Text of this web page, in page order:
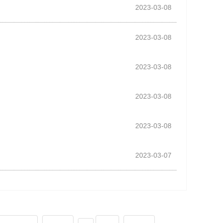
2023-03-08
2023-03-08
2023-03-08
2023-03-08
2023-03-08
2023-03-07